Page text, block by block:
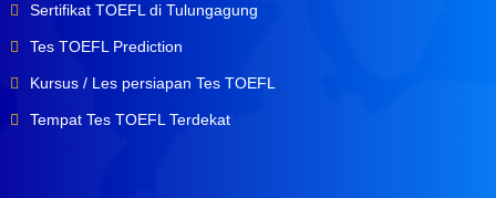
Sertifikat TOEFL di Tulungagung
Tes TOEFL Prediction
Kursus / Les persiapan Tes TOEFL
Tempat Tes TOEFL Terdekat